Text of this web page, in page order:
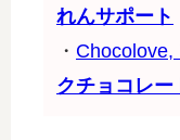
れんサポート
・ Chocolove,
クチョコレー